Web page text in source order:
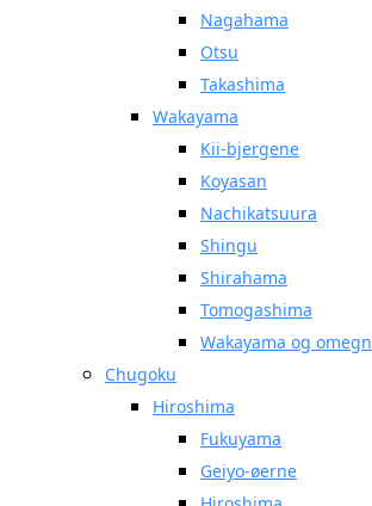
Nagahama
Otsu
Takashima
Wakayama
Kii-bjergene
Koyasan
Nachikatsuura
Shingu
Shirahama
Tomogashima
Wakayama og omegn
Chugoku
Hiroshima
Fukuyama
Geiyo-øerne